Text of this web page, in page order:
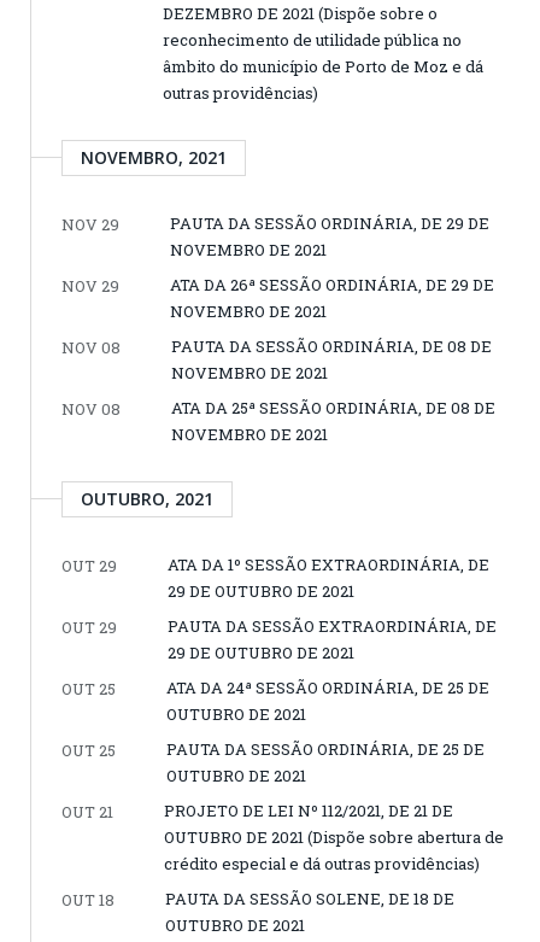
DEZEMBRO DE 2021 (Dispõe sobre o
reconhecimento de utilidade pública no
âmbito do município de Porto de Moz e dá
outras providências)
NOVEMBRO, 2021
NOV 29
PAUTA DA SESSÃO ORDINÁRIA, DE 29 DE
NOVEMBRO DE 2021
NOV 29
ATA DA 26ª SESSÃO ORDINÁRIA, DE 29 DE
NOVEMBRO DE 2021
NOV 08
PAUTA DA SESSÃO ORDINÁRIA, DE 08 DE
NOVEMBRO DE 2021
NOV 08
ATA DA 25ª SESSÃO ORDINÁRIA, DE 08 DE
NOVEMBRO DE 2021
OUTUBRO, 2021
OUT 29
ATA DA 1º SESSÃO EXTRAORDINÁRIA, DE
29 DE OUTUBRO DE 2021
OUT 29
PAUTA DA SESSÃO EXTRAORDINÁRIA, DE
29 DE OUTUBRO DE 2021
OUT 25
ATA DA 24ª SESSÃO ORDINÁRIA, DE 25 DE
OUTUBRO DE 2021
OUT 25
PAUTA DA SESSÃO ORDINÁRIA, DE 25 DE
OUTUBRO DE 2021
OUT 21
PROJETO DE LEI Nº 112/2021, DE 21 DE
OUTUBRO DE 2021 (Dispõe sobre abertura de
crédito especial e dá outras providências)
OUT 18
PAUTA DA SESSÃO SOLENE, DE 18 DE
OUTUBRO DE 2021